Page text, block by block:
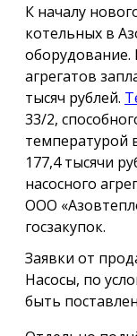
К началу
котельных в
агрегатов
тысяч рублей.
33/2,
температурой
177,4 тысячи
насосного
ООО
госзакупок.
Заявки от
Насосы, по
быть